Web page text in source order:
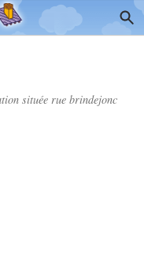
située rue brindejonc